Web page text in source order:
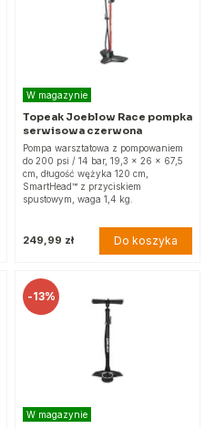
W magazynie
Topeak Joeblow Race pompka
serwisowa czerwona
Pompa warsztatowa z pompowaniem
do 200 psi / 14 bar, 19,3 x 26 x 67,5
cm, długość wężyka 120 cm,
SmartHead™ z przyciskiem
spustowym, waga 1,4 kg.
249,99 zł Do koszyka
-13%
W magazynie